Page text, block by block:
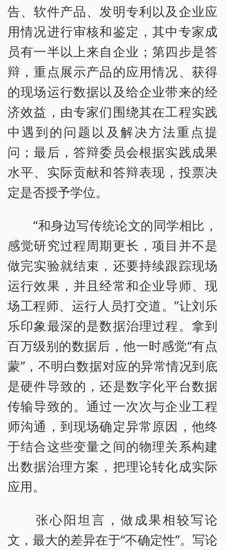
告、软件产品、发明专利以及企业应
用情况进行审核和鉴定，其中专家成
员有一半以上来自企业；第四步是答
辩，重点展示产品的应用情况、获得
的现场运行数据以及给企业带来的经
济效益，由专家们围绕其在工程实践
中遇到的问题以及解决方法重点提
问；最后，答辩委员会根据实践成果
水平、实际贡献和答辩表现，投票决
定是否授予学位。
“和身边写传统论文的同学相比，
感觉研究过程周期更长，项目并不是
做完实验就结束，还要持续跟踪现场
运行效果，并且经常和企业导师、现
场工程师、运行人员打交道。”让刘乐
乐印象最深的是数据治理过程。拿到
百万级别的数据后，他一时感觉“有点
蒙”，不明白数据对应的异常情况到底
是硬件导致的，还是数字化平台数据
传输导致的。通过一次次与企业工程
师沟通，到现场确定异常原因，他终
于结合这些变量之间的物理关系构建
出数据治理方案，把理论转化成实际
应用。
张心阳坦言，做成果相较写论
文，最大的差异在于“不确定性”。写论